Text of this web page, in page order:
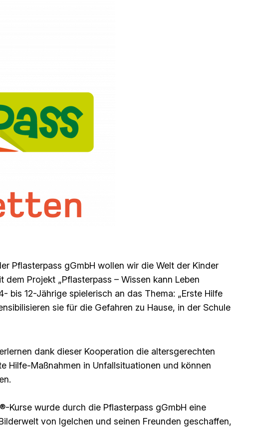
Pflasterpass gGmbH wollen wir die Welt der Kinder
dem Projekt „Pflasterpass – Wissen kann Leben
bis 12-Jährige spielerisch an das Thema: „Erste Hilfe
sie für die Gefahren zu Hause, in der Schule
dank dieser Kooperation die altersgerechten
Hilfe-Maßnahmen in Unfallsituationen und können
Kurse wurde durch die Pflasterpass gGmbH eine
von Igelchen und seinen Freunden geschaffen,